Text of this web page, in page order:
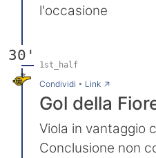
l'occasione
30'
1st_half
Condividi • Link→
Gol della
Viola in vantaggio
Conclusione non